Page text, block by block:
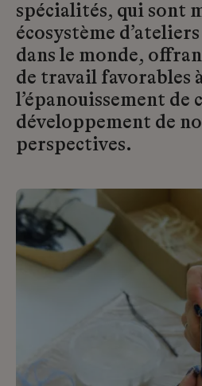
spécialités, qui sont
écosystème
dans le monde,
de travail favorables
l’épanouissement de
développement de
perspectives.